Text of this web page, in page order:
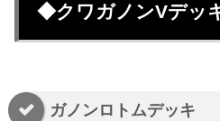
◆クワガノンVデッ
ガノンロトムデッキ